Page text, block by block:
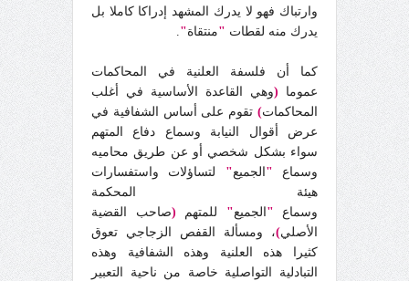
وارتباك فهو لا يدرك المشهد إدراكا كاملا بل
يدرك منه لقطات "منتقاة"
.
كما أن فلسفة العلنية في المحاكمات
عموما (وهي القاعدة الأساسية في أغلب
المحاكمات) تقوم على أساس الشفافية في
عرض أقوال النيابة وسماع دفاع المتهم
سواء بشكل شخصي أو عن طريق محاميه
وسماع " الجميع" لتساؤلات واستفسارات
هيئة المحكمة
وسماع " الجميع" للمتهم (صاحب القضية
الأصلي)، ومسألة القفص الزجاجي تعوق
كثيرا هذه العلنية وهذه الشفافية وهذه
التبادلية التواصلية خاصة من ناحية التعبير